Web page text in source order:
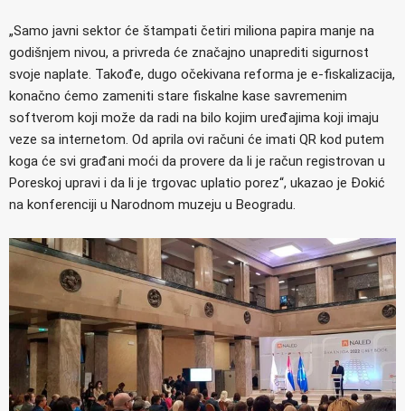
„Samo javni sektor će štampati četiri miliona papira manje na
godišnjem nivou, a privreda će značajno unaprediti sigurnost
svoje naplate. Takođe, dugo očekivana reforma je e-fiskalizacija,
konačno ćemo zameniti stare fiskalne kase savremenim
softverom koji može da radi na bilo kojim uređajima koji imaju
veze sa internetom. Od aprila ovi računi će imati QR kod putem
koga će svi građani moći da provere da li je račun registrovan u
Poreskoj upravi i da li je trgovac uplatio porez“, ukazao je Đokić
na konferenciji u Narodnom muzeju u Beogradu.